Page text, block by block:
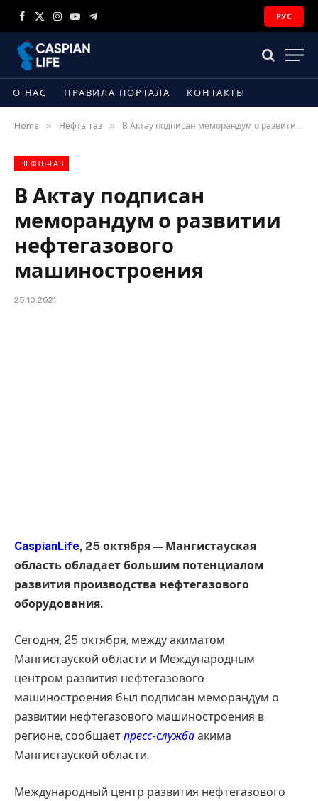
Facebook
X
Instagram
YouTubeTelegram
РУС
О НАС ПРАВИЛА ПОРТАЛА КОНТАКТЫ
Home » Нефть-газ » В Актау подписан меморандум о развитии нефтегазового машиностроения
НЕФТЬ-ГАЗ
В Актау подписан
меморандум о развитии
нефтегазового
машиностроения
25.10.2021
CaspianLife, 25 октября — Мангистауская
область обладает большим потенциалом
развития производства нефтегазового
оборудования.
Сегодня, 25 октября, между акиматом
Мангистауской области и Международным
центром развития нефтегазового
машиностроения был подписан меморандум о
развитии нефтегазового машиностроения в
регионе, сообщает пресс-служба акима
Мангистауской области.
Международный центр развития нефтегазового